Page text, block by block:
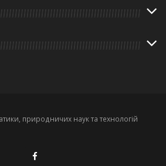
природничих наук та технологій